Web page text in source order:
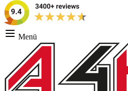
Menü